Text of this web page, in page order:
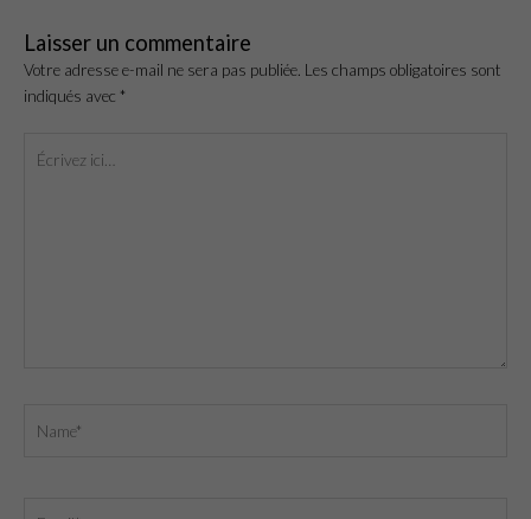
Laisser un commentaire
Votre adresse e-mail ne sera pas publiée. Les champs obligatoires sont
indiqués avec *
ici…